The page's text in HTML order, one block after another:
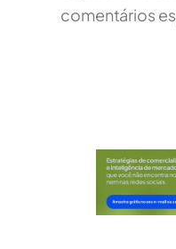
comentários